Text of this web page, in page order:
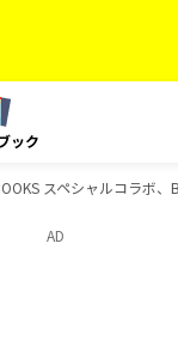
ック
スペシャルコラボ
AD